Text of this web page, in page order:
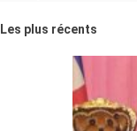
Les plus récents